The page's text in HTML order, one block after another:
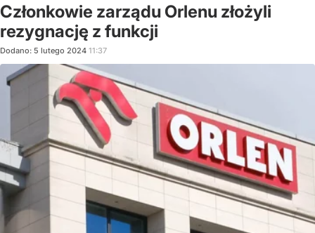
Członkowie zarządu Orlenu złożyli
rezygnację z funkcji
Dodano: 5 lutego 2024 11:37